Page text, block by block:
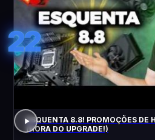
22
ESQUENTA 8.8! PROMOÇÕES DE
(HORA DO UPGRADE!)